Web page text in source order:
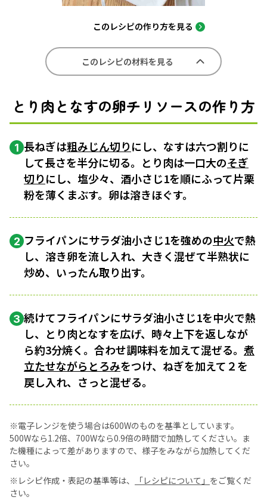
このレシピの作り方を見る
このレシピの材料を見る
とり肉となすの卵チリソースの作り方
1 長ねぎは粗みじん切りにし、なすは六つ割りに
して長さを半分に切る。とり肉は一口大のそぎ
切りにし、塩少々、酒小さじ1を順にふって片栗
粉を薄くまぶす。卵は溶きほぐす。
2 フライパンにサラダ油小さじ1を強めの中火で熱
し、溶き卵を流し入れ、大きく混ぜて半熟状に
炒め、いったん取り出す。
3 続けてフライパンにサラダ油小さじ1を中火で熱
し、とり肉となすを広げ、時々上下を返しなが
ら約3分焼く。合わせ調味料を加えて混ぜる。 煮
立たせながらとろみをつけ、ねぎを加えて２を
戻し入れ、さっと混ぜる。
※電子レンジを使う場合は600Wのものを基準としています。
500Wなら1.2倍、700Wなら0.9倍の時間で加熱してください。ま
た機種によって差がありますので、様子をみながら加熱してくだ
さい。
※レシピ作成・表記の基準等は、
「レシピについて」 をご覧くだ
さい。